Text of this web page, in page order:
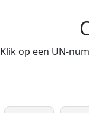
Klik op een UN-